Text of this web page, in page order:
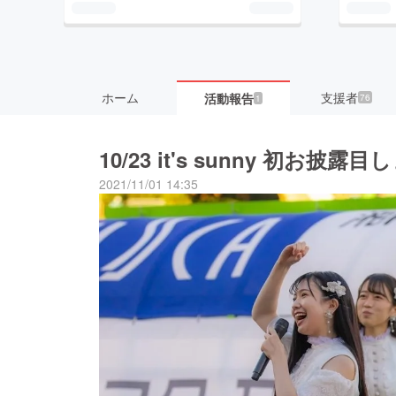
ホーム 活動報告 1 支援者76
10/23 it's sunny 初お
2021/11/01 14:35